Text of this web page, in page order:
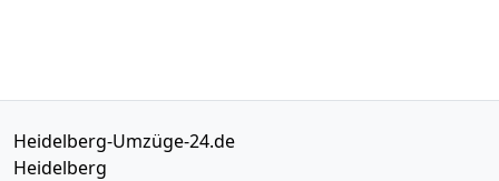
Heidelberg-Umzüge-24.de
Heidelberg